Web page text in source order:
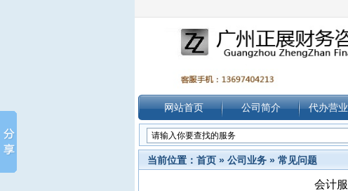
网站首页 公司简介 代办营
当前位置： 首页 » 公司业务 » 常见问题
会计